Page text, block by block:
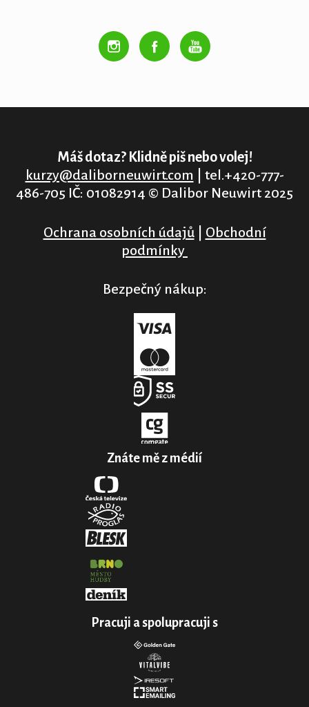
Máš dotaz? Klidně piš nebo volej!
kurzy@daliborneuwirt.com | tel.+420-777-
486-705 IČ: 01082914 © Dalibor Neuwirt 2025
Ochrana osobních údajů| Obchodní
podmínky
Bezpečný nákup:
Znáte mě z médií
Pracuji a spolupracuji s